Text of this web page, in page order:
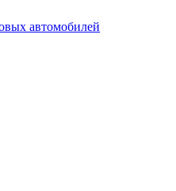
автомобилей